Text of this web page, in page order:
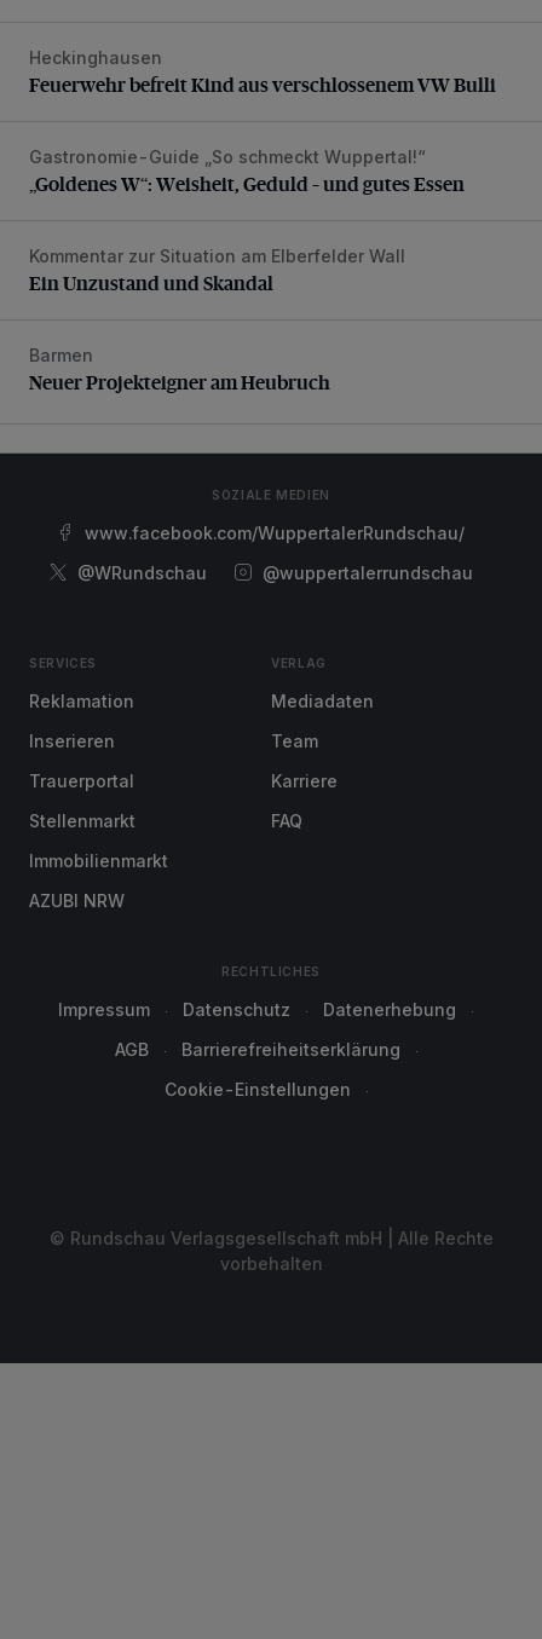
Feuerwehr befreit Kind aus verschlossenem VW Bulli
Heckinghausen
Feuerwehr befreit Kind aus verschlossenem VW Bulli
„Goldenes W“: Weisheit, Geduld – und gutes Essen
Gastronomie-Guide „So schmeckt Wuppertal!“
„Goldenes W“: Weisheit, Geduld – und gutes Essen
Ein Unzustand und Skandal
Kommentar zur Situation am Elberfelder Wall
Ein Unzustand und Skandal
Neuer Projekteigner am Heubruch
Barmen
Neuer Projekteigner am Heubruch
SOZIALE MEDIEN
www.facebook.com/WuppertalerRundschau/
@WRundschau
@wuppertalerrundschau
SERVICES
Reklamation
Inserieren
Trauerportal
Stellenmarkt
Immobilienmarkt
AZUBI NRW
VERLAG
Mediadaten
Team
Karriere
FAQ
RECHTLICHES
Impressum Datenschutz
Datenerhebung
AGB
Barrierefreiheitserklärung
Cookie-Einstellungen
© Rundschau Verlagsgesellschaft mbH | Alle Rechte
vorbehalten